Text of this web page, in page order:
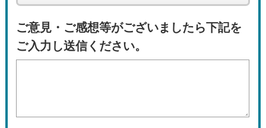
ご意見・ご感想等がございましたら下記を
ご入力し送信ください。